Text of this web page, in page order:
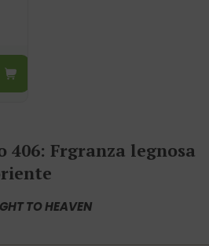
406: Frgranza legnosa
TO HEAVEN